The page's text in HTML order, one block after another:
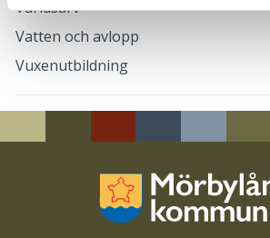
Världsarv
Vatten och avlopp
Vuxenutbildning